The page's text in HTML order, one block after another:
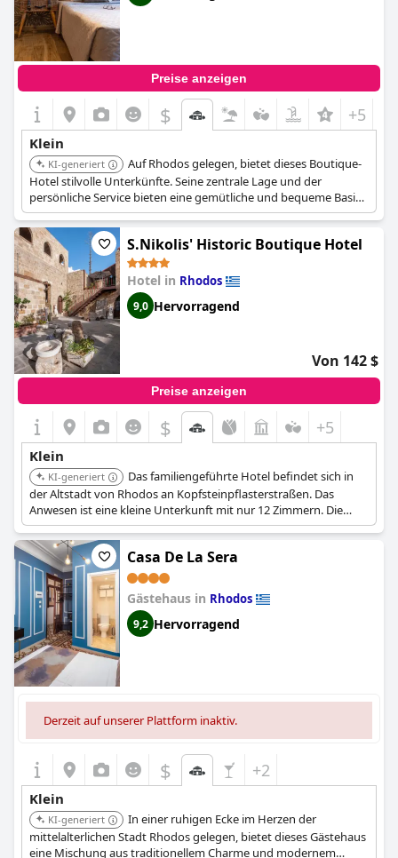
Preise anzeigen
$ +5
Klein
KI-generiert
Auf Rhodos gelegen, bietet dieses Boutique-
Hotel stilvolle Unterkünfte. Seine zentrale Lage und der
persönliche Service bieten eine gemütliche und bequeme Basis,
um die Stadt zu erkunden.
S.Nikolis' Historic Boutique Hotel
Hotel in Rhodos
9,0 Hervorragend
Von 142 $
Preise anzeigen
$ +5
Klein
KI-generiert
Das familiengeführte Hotel befindet sich in
der Altstadt von Rhodos an Kopfsteinpflasterstraßen. Das
Anwesen ist eine kleine Unterkunft mit nur 12 Zimmern. Die
Hotelbar (Standort der antiken Agora) verfügt über einen 800
Jahre alten eingebauten Kamin.
Casa De La Sera
Gästehaus in Rhodos
9,2 Hervorragend
Derzeit auf unserer Plattform inaktiv.
$ +2
Klein
KI-generiert
In einer ruhigen Ecke im Herzen der
mittelalterlichen Stadt Rhodos gelegen, bietet dieses Gästehaus
eine Mischung aus traditionellem Charme und modernem